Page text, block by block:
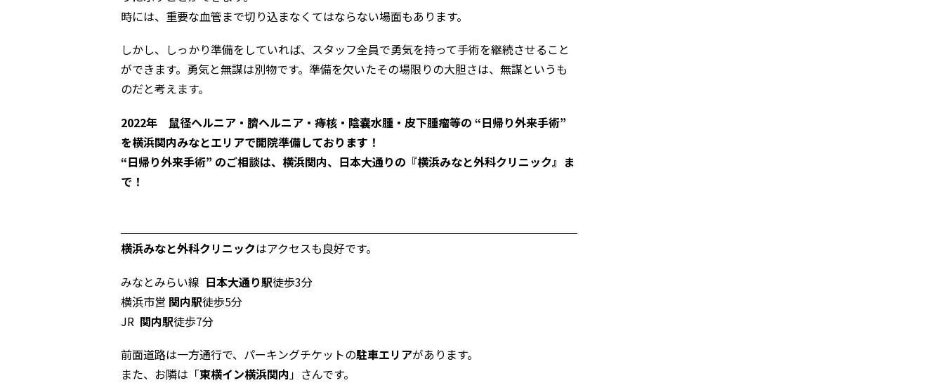
時には、重要な血管まで切り込まなくてはならない場面もあります。
しかし、しっかり準備をしていれば、スタッフ全員で勇気を持って手術を継続させること
ができます。勇気と無謀は別物です。準備を欠いたその場限りの大胆さは、無謀というも
のだと考えます。
2022年 鼠径ヘルニア・臍ヘルニア・痔核・陰嚢水腫・皮下腫瘤等の “日帰り外来手術”
を横浜関内みなとエリアで開院準備しております！
“日帰り外来手術” のご相談は、横浜関内、日本大通りの『横浜みなと外科クリニック』ま
で！
横浜みなと外科クリニックはアクセスも良好です。
みなとみらい線 日本大通り駅徒歩3分
横浜市営 関内駅徒歩5分
JR 関内駅徒歩7分
前面道路は一方通行で、パーキングチケットの駐車エリアがあります。
また、お隣は「東横イン横浜関内」さんです。